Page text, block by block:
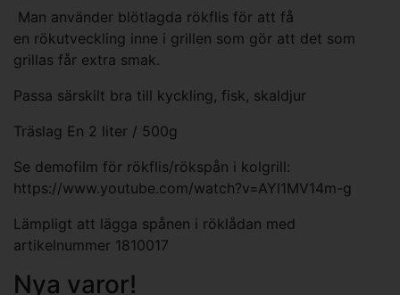
Man använder blötlagda rökflis för att få
en rökutveckling inne i grillen som gör att det som
grillas får extra smak.
Passa särskilt bra till kyckling, fisk, skaldjur
Träslag En 2 liter / 500g
Se demofilm för rökflis/rökspån i kolgrill:
https://www.youtube.com/watch?v=AYl1MV14m-g
Lämpligt att lägga spånen i röklådan med
artikelnummer 1810017
Nya varor!